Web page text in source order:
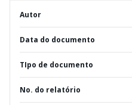
Autor
Data do documento
TIpo de documento
No. do relatório